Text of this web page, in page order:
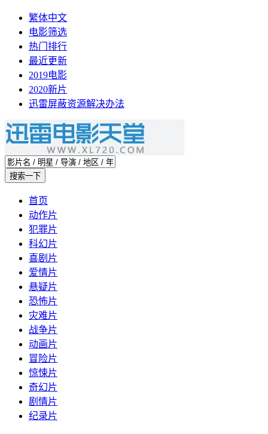
繁体中文
电影筛选
热门排行
最近更新
2019电影
2020新片
迅雷屏蔽资源解决办法
首页
动作片
犯罪片
科幻片
喜剧片
爱情片
悬疑片
恐怖片
灾难片
战争片
动画片
冒险片
惊悚片
奇幻片
剧情片
纪录片